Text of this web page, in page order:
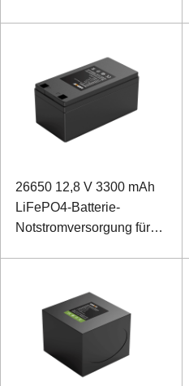
26650 12,8 V 3300 mAh
LiFePO4-Batterie-
Notstromversorgung für